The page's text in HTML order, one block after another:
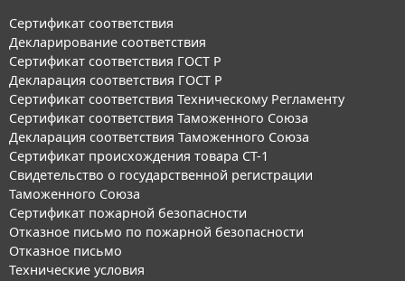
Сертификат соответствия
Декларирование соответствия
Сертификат соответствия ГОСТ Р
Декларация соответствия ГОСТ Р
Сертификат соответствия Техническому Регламенту
Сертификат соответствия Таможенного Союза
Декларация соответствия Таможенного Союза
Сертификат происхождения товара СТ-1
Свидетельство о государственной регистрации
Таможенного Союза
Сертификат пожарной безопасности
Отказное письмо по пожарной безопасности
Отказное письмо
Технические условия